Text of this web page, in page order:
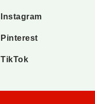
Instagram
Pinterest
TikTok